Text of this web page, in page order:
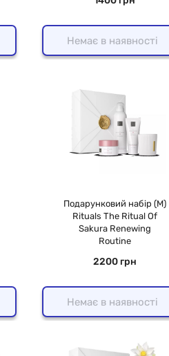
Немає в наявності
Подарунковий набір (M)
Rituals The Ritual Of
Sakura Renewing
Routine
2200 грн
Немає в наявності